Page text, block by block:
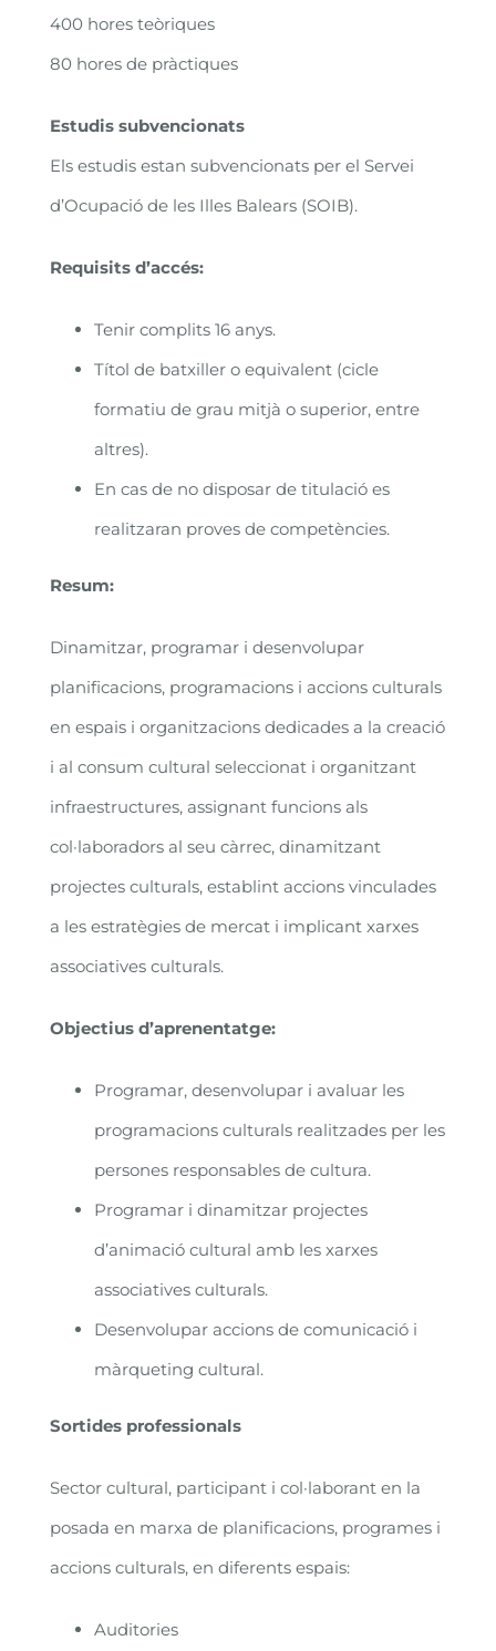
400 hores teòriques
80 hores de pràctiques
Estudis subvencionats
Els estudis estan subvencionats per el Servei
d’Ocupació de les Illes Balears (SOIB).
Requisits d’accés:
Tenir complits 16 anys.
Títol de batxiller o equivalent (cicle
formatiu de grau mitjà o superior, entre
altres).
En cas de no disposar de titulació es
realitzaran proves de competències.
Resum:
Dinamitzar, programar i desenvolupar
planificacions, programacions i accions culturals
en espais i organitzacions dedicades a la creació
i al consum cultural seleccionat i organitzant
infraestructures, assignant funcions als
col·laboradors al seu càrrec, dinamitzant
projectes culturals, establint accions vinculades
a les estratègies de mercat i implicant xarxes
associatives culturals.
Objectius d’aprenentatge:
Programar, desenvolupar i avaluar les
programacions culturals realitzades per les
persones responsables de cultura.
Programar i dinamitzar projectes
d’animació cultural amb les xarxes
associatives culturals.
Desenvolupar accions de comunicació i
màrqueting cultural.
Sortides professionals
Sector cultural, participant i col·laborant en la
posada en marxa de planificacions, programes i
accions culturals, en diferents espais:
Auditories